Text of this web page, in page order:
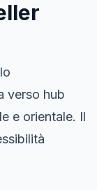
verso hub
e orientale. Il